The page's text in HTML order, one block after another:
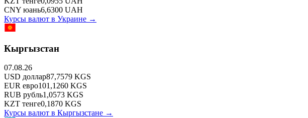
CNY юань6,6300 UAH
Курсы валют в Украине →
Кыргызстан
07.08.26
USD доллар87,7579 KGS
EUR евро101,1260 KGS
RUB рубль1,0573 KGS
KZT тенге0,1870 KGS
Курсы валют в Кыргызстане →